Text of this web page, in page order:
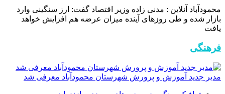
محمودآباد آنلاین : مدنی زاده وزیر اقتصاد گفت: ارز سنگینی وارد
بازار شده و طی روز‌های آینده میزان عرضه هم افزایش خواهد
یافت
فرهنگی
مدیر جدید آموزش و پرورش شهرستان محمودآباد معرفی شد